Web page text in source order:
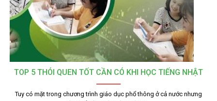
TOP 5 THÓI QUEN TỐT CẦN CÓ KHI HỌC TIẾNG NHẬT
Tuy có mặt trong chương trình giáo dục phổ thông ở cả nước nhưng